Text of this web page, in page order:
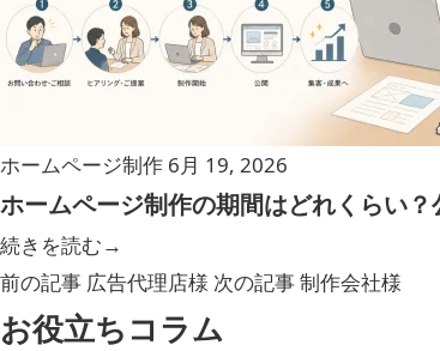
ホームページ制作 6月 19, 2026
ホームページ制作の期間はどれくらい？
続きを読む→
前の記事 広告代理店様 次の記事制作会社様
お役立ちコラム